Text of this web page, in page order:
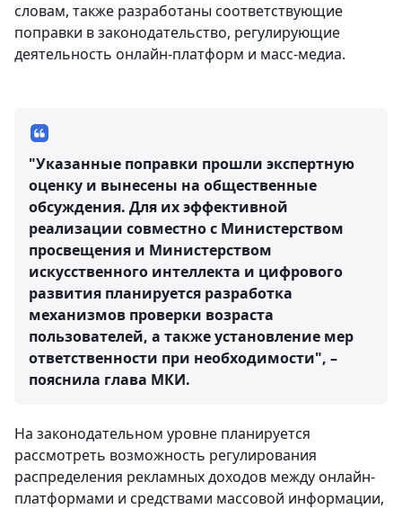
словам, также разработаны соответствующие
поправки в законодательство, регулирующие
деятельность онлайн-платформ и масс-медиа.
"Указанные поправки прошли экспертную
оценку и вынесены на общественные
обсуждения. Для их эффективной
реализации совместно с Министерством
просвещения и Министерством
искусственного интеллекта и цифрового
развития планируется разработка
механизмов проверки возраста
пользователей, а также установление мер
ответственности при необходимости", –
пояснила глава МКИ.
На законодательном уровне планируется
рассмотреть возможность регулирования
распределения рекламных доходов между онлайн-
платформами и средствами массовой информации,